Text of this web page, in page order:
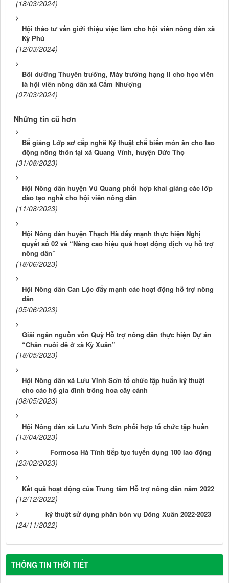
(18/03/2024)
Hội thảo tư vấn giới thiệu việc làm cho hội viên nông dân xã
Kỳ Phú
(12/03/2024)
Bồi dưỡng Thuyền trưởng, Máy trưởng hạng II cho học viên
là hội viên nông dân xã Cẩm Nhượng
(07/03/2024)
Những tin cũ hơn
Bế giảng Lớp sơ cấp nghề Kỹ thuật chế biến món ăn cho lao
động nông thôn tại xã Quang Vĩnh, huyện Đức Thọ
(31/08/2023)
Hội Nông dân huyện Vũ Quang phối hợp khai giảng các lớp
đào tạo nghề cho hội viên nông dân
(11/08/2023)
Hội Nông dân huyện Thạch Hà đẩy mạnh thực hiện Nghị
quyết số 02 về “Nâng cao hiệu quả hoạt động dịch vụ hỗ trợ
nông dân”
(18/06/2023)
Hội Nông dân Can Lộc đẩy mạnh các hoạt động hỗ trợ nông
dân
(05/06/2023)
Giải ngân nguồn vốn Quỹ Hỗ trợ nông dân thực hiện Dự án
“Chăn nuôi dê ở xã Kỳ Xuân”
(18/05/2023)
Hội Nông dân xã Lưu Vĩnh Sơn tổ chức tập huấn kỹ thuật
cho các hộ gia đình trồng hoa cây cảnh
(08/05/2023)
Hội Nông dân xã Lưu Vĩnh Sơn phối hợp tổ chức tập huấn
(13/04/2023)
Formosa Hà Tĩnh tiếp tục tuyển dụng 100 lao động
(23/02/2023)
Kết quả hoạt động của Trung tâm Hỗ trợ nông dân năm 2022
(12/12/2022)
kỹ thuật sử dụng phân bón vụ Đông Xuân 2022-2023
(24/11/2022)
THÔNG TIN THỜI TIẾT